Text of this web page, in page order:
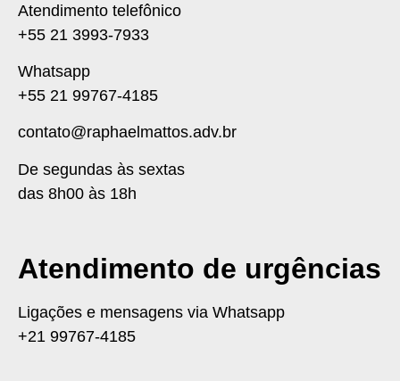
Atendimento telefônico
+55 21 3993-7933
Whatsapp
+55 21 99767-4185
contato@raphaelmattos.adv.br
De segundas às sextas
das 8h00 às 18h
Atendimento de urgências
Ligações e mensagens via Whatsapp
+21 99767-4185